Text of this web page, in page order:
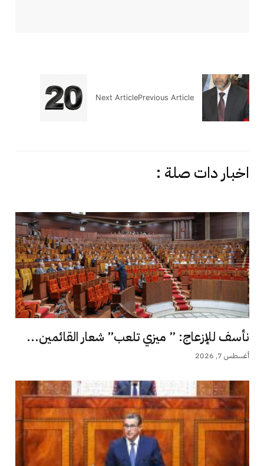
Previous Article
Next Article
اخبار دات صلة :
نأسف للإزعاج: ” ميزي تلعب” شعار القائمين...
أغسطس 7, 2026